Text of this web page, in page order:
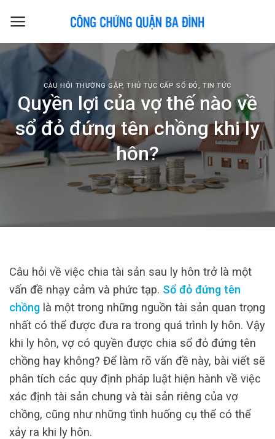
CÂU HỎI THƯỜNG GẶP,THỦ TỤC CẤP SỔ ĐỎ, TIN TỨC
Quyền lợi của vợ thế nào về
sổ đỏ đứng tên chồng khi ly
hôn?
Câu hỏi về việc chia tài sản sau ly hôn trở là một
vấn đề nhạy cảm và phức tạp. Sổ đỏ đứng tên
chồng là một trong những nguồn tài sản quan trọng
nhất có thể được đưa ra trong quá trình ly hôn. Vậy
khi ly hôn, vợ có quyền được chia sổ đỏ đứng tên
chồng hay không? Để làm rõ vấn đề này, bài viết sẽ
phân tích các quy định pháp luật hiện hành về việc
xác định tài sản chung và tài sản riêng của vợ
chồng, cũng như những tình huống cụ thể có thể
xảy ra khi ly hôn.